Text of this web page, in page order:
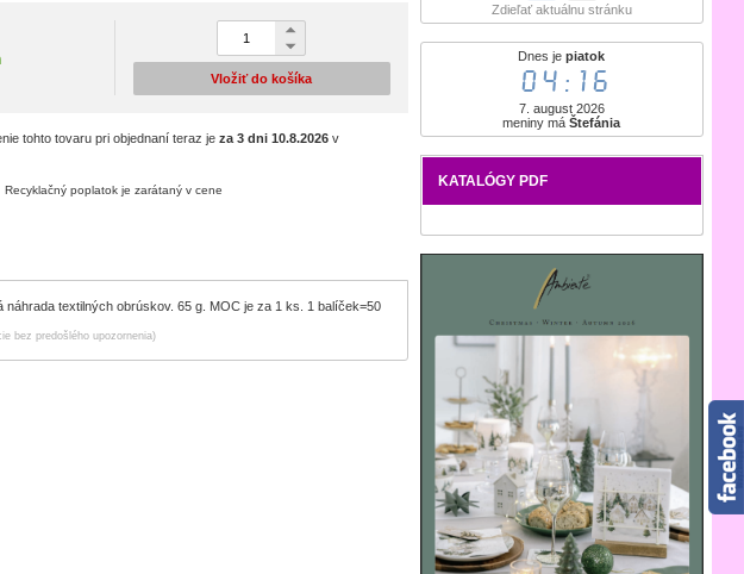
Zdieľať aktuálnu stránku
Dnes jepiatok
04:16
7. august 2026
meniny máŠtefánia
KATALÓGY PDF
Vložiť do košíka
tohto tovaru pri objednaní teraz je za 3 dni 10.8.2026v
Recyklačný poplatok je zarátaný v cene
textilných obrúskov. 65 g. MOC je za 1 ks. 1 balíček=50
bez predošlého upozornenia)